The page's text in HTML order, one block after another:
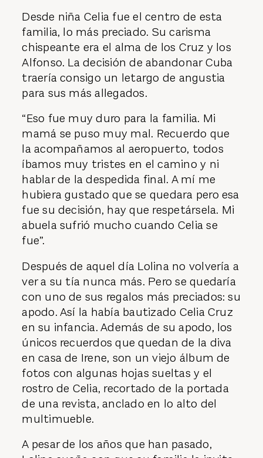
Desde niña Celia fue el centro de esta
familia, lo más preciado. Su carisma
chispeante era el alma de los Cruz y los
Alfonso. La decisión de abandonar Cuba
traería consigo un letargo de angustia
para sus más allegados.
“Eso fue muy duro para la familia. Mi
mamá se puso muy mal. Recuerdo que
la acompañamos al aeropuerto, todos
íbamos muy tristes en el camino y ni
hablar de la despedida final. A mí me
hubiera gustado que se quedara pero esa
fue su decisión, hay que respetársela. Mi
abuela sufrió mucho cuando Celia se
fue”.
Después de aquel día Lolina no volvería a
ver a su tía nunca más. Pero se quedaría
con uno de sus regalos más preciados: su
apodo. Así la había bautizado Celia Cruz
en su infancia. Además de su apodo, los
únicos recuerdos que quedan de la diva
en casa de Irene, son un viejo álbum de
fotos con algunas hojas sueltas y el
rostro de Celia, recortado de la portada
de una revista, anclado en lo alto del
multimueble.
A pesar de los años que han pasado,